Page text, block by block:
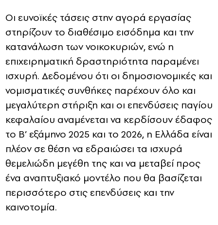
Οι ευνοϊκές τάσεις στην αγορά εργασίας
στηρίζουν το διαθέσιμο εισόδημα και την
κατανάλωση των νοικοκυριών, ενώ η
επιχειρηματική δραστηριότητα παραμένει
ισχυρή. Δεδομένου ότι οι δημοσιονομικές και
νομισματικές συνθήκες παρέχουν όλο και
μεγαλύτερη στήριξη και οι επενδύσεις παγίου
κεφαλαίου αναμένεται να κερδίσουν έδαφος
το Β’ εξάμηνο 2025 και το 2026, η Ελλάδα είναι
πλέον σε θέση να εδραιώσει τα ισχυρά
θεμελιώδη μεγέθη της και να μεταβεί προς
ένα αναπτυξιακό μοντέλο που θα βασίζεται
περισσότερο στις επενδύσεις και την
καινοτομία.